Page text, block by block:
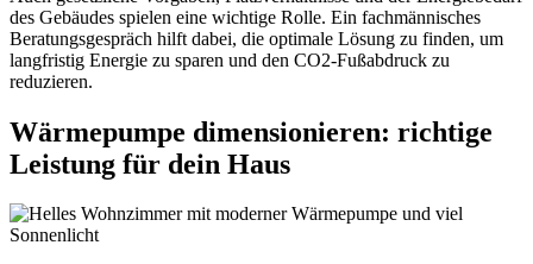
des Gebäudes spielen eine wichtige Rolle. Ein fachmännisches
Beratungsgespräch hilft dabei, die optimale Lösung zu finden, um
langfristig Energie zu sparen und den CO2-Fußabdruck zu
reduzieren.
Wärmepumpe dimensionieren: richtige
Leistung für dein Haus